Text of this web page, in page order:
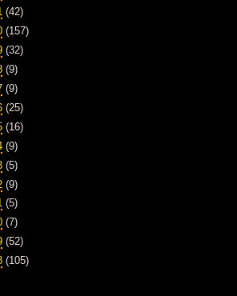
(42)
(157)
(32)
(9)
(9)
(25)
(16)
(9)
(5)
(9)
(5)
(7)
(52)
(105)